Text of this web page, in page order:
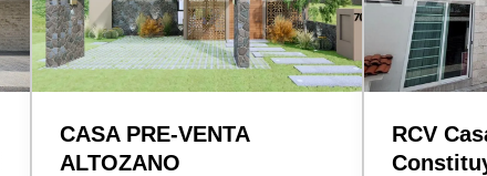
CASA PRE-VENTA
ALTOZANO
RCV